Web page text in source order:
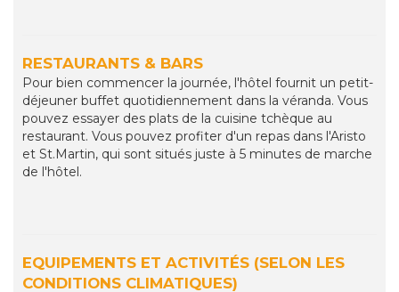
RESTAURANTS & BARS
Pour bien commencer la journée, l'hôtel fournit un petit-
déjeuner buffet quotidiennement dans la véranda. Vous
pouvez essayer des plats de la cuisine tchèque au
restaurant. Vous pouvez profiter d'un repas dans l'Aristo
et St.Martin, qui sont situés juste à 5 minutes de marche
de l'hôtel.
EQUIPEMENTS ET ACTIVITÉS (SELON LES
CONDITIONS CLIMATIQUES)